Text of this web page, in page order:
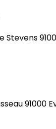
Stevens
91000